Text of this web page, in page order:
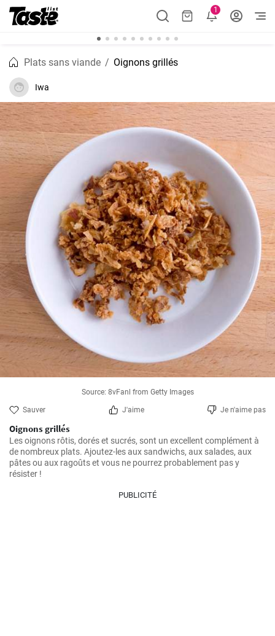
1
Plats sans viande Oignons grillés
Iwa
Source: 8vFanl from Getty Images
Sauver J'aime Je n'aime pas
Oignons grillés
Les oignons rôtis, dorés et sucrés, sont un excellent complément à
de nombreux plats. Ajoutez-les aux sandwichs, aux salades, aux
pâtes ou aux ragoûts et vous ne pourrez probablement pas y
PUBLICITÉ